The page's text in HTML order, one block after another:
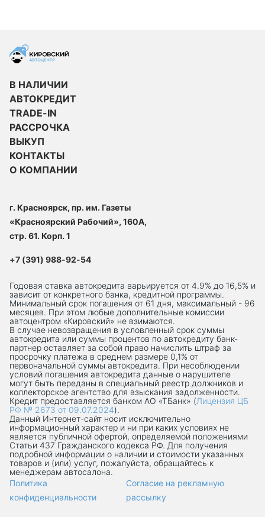
В НАЛИЧИИ
АВТОКРЕДИТ
TRADE-IN
РАССРОЧКА
ВЫКУП
КОНТАКТЫ
О КОМПАНИИ
г. Красноярск, пр. им. Газеты
«Красноярский Рабочий», 160А,
стр. 61. Корп. 1
+7 (391) 988-92-54
Годовая ставка автокредита варьируется от 4.9% до 16,5% и
зависит от конкретного банка, кредитной программы.
Минимальный срок погашения от 61 дня, максимальный - 96
месяцев. При этом любые дополнительные комиссии
автоцентром «Кировский» не взимаются.
В случае невозвращения в условленный срок суммы
автокредита или суммы процентов по автокредиту банк-
партнер оставляет за собой право начислить штраф за
просрочку платежа в среднем размере 0,1% от
первоначальной суммы автокредита. При несоблюдении
условий погашения автокредита данные о нарушителе
могут быть переданы в специальный реестр должников и
коллекторское агентство для взыскания задолженности.
Кредит предоставляется банком АО «ТБанк» (Лицензия ЦБ
РФ № 2673 от 09.07.2024).
Данный Интернет-сaйт носит исключительно
информационный характер и ни при каких условиях не
является публичной офертой, определяемой положениями
Статьи 437 Гражданского кодекса РФ. Для получения
подробной информации о наличии и стоимости указанных
товаров и (или) услуг, пожалуйста, обращайтесь к
менеджерам автосалона.
Политика
конфиденциальности
Согласие на рекламную
рассылку